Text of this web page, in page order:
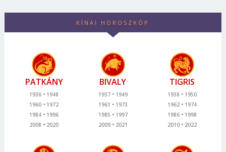
KÍNAI HOROSZKÓP
PATKÁNY
1936
1948
1960
1972
1984
1996
2008
2020
BIVALY
1937
1949
1961
1973
1985
1997
2009
2021
TIGRIS
1938
1950
1962
1974
1986
1998
2010
2022